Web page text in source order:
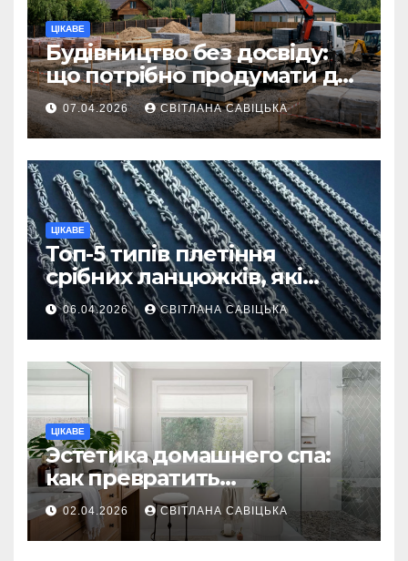
ЦІКАВЕ
Будівництво без досвіду:
що потрібно продумати до
першої доставки на
ділянку
07.04.2026 СВІТЛАНА САВІЦЬКА
ЦІКАВЕ
Топ-5 типів плетіння
срібних ланцюжків, які
вважаються
найнадійнішими
06.04.2026 СВІТЛАНА САВІЦЬКА
ЦІКАВЕ
Эстетика домашнего спа:
как превратить
ежедневную гигиену в
восстанавливающий
ритуал
02.04.2026 СВІТЛАНА САВІЦЬКА